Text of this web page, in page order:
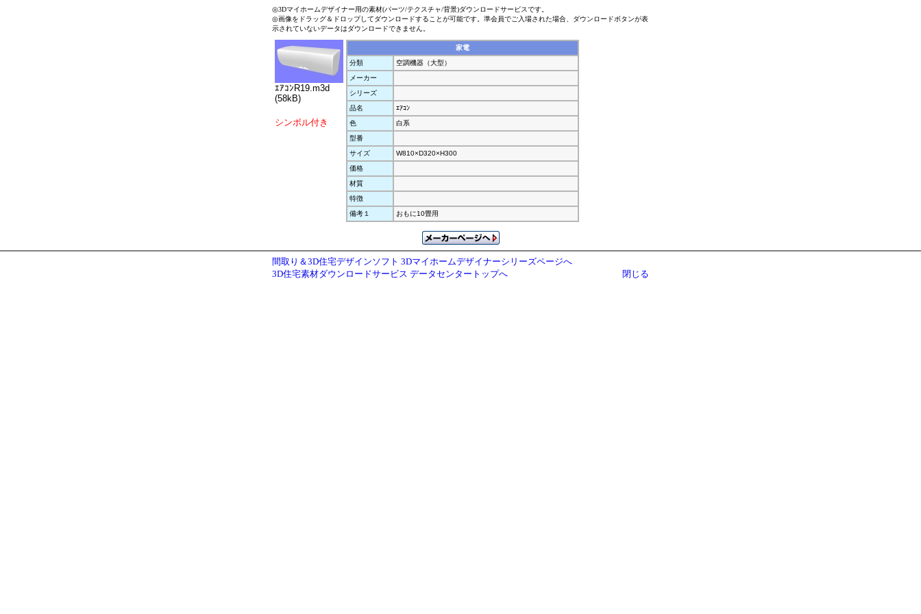
◎3Dマイホームデザイナー用の素材(パーツ/テクスチャ/背景)ダウンロードサービスです。
◎画像をドラッグ＆ドロップしてダウンロードすることが可能です。準会員でご入場された場合、ダウンロードボタンが表
示されていないデータはダウンロードできません。
ｴｱｺﾝR19.m3d
(58kB)
シンボル付き
家電
分類
空調機器（大型）
メーカー
シリーズ
品名
ｴｱｺﾝ
色
白系
型番
サイズ
W810×D320×H300
価格
材質
特徴
備考１
おもに10畳用
間取り＆3D住宅デザインソフト 3Dマイホームデザイナーシリーズページへ
3D住宅素材ダウンロードサービス データセンタートップへ
閉じる